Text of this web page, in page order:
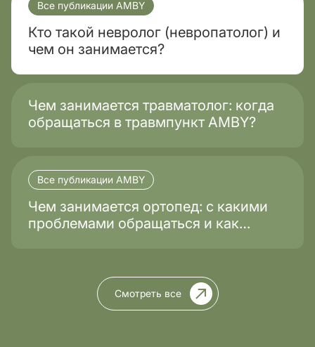
Все публикации AMBY
Кто такой невролог (невропатолог) и
чем он занимается?
Чем занимается травматолог: когда
обращаться в травмпункт AMBY?
Все публикации AMBY
Чем занимается ортопед: с какими
проблемами обращаться и как
Смотреть все